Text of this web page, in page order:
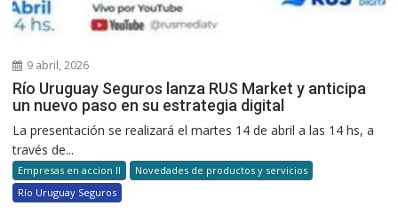
9 abril, 2026
Río Uruguay Seguros lanza RUS Market y anticipa
un nuevo paso en su estrategia digital
La presentación se realizará el martes 14 de abril a las 14 hs, a
través de...
Empresas en accion II
Novedades de productos y servicios
Río Uruguay Seguros